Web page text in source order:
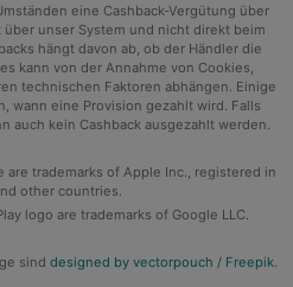
eine Cashback-Vergütung über
unser System und nicht direkt beim
hängt davon ab, ob der Händler die
kann von der Annahme von Cookies,
technischen Faktoren abhängen. Einige
wann eine Provision gezahlt wird. Falls
auch kein Cashback ausgezahlt werden.
trademarks of Apple Inc., registered in
other countries.
logo are trademarks of Google LLC.
sind designed by vectorpouch / Freepik.